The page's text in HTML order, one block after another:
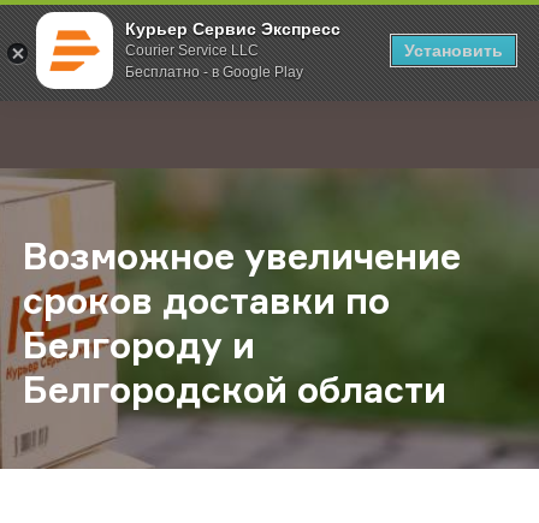
Курьер Сервис Экспресс
Courier Service LLC
Бесплатно - в Google Play
Установить
; Главная О компании Новости Возможное увеличение сроков
Возможное увеличение
сроков доставки по
Белгороду и
Белгородской области